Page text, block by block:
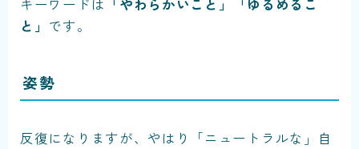
キーワードは 「やわらかいこと」
「ゆるめるこ
と」 です。
姿勢
反復になりますが、やはり「ニュートラルな」自